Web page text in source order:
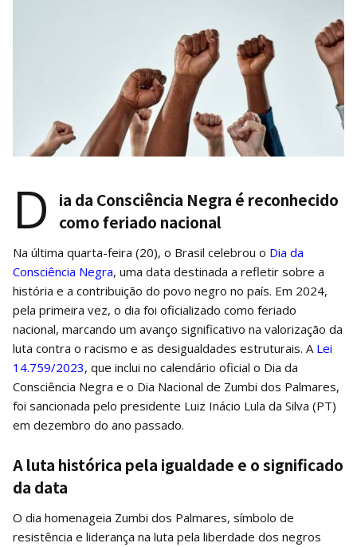
D
ia da Consciência Negra é reconhecido
como feriado nacional
Na última quarta-feira (20), o Brasil celebrou o Dia da
Consciência Negra, uma data destinada a refletir sobre a
história e a contribuição do povo negro no país. Em 2024,
pela primeira vez, o dia foi oficializado como feriado
nacional, marcando um avanço significativo na valorização da
luta contra o racismo e as desigualdades estruturais. A Lei
14.759/2023, que inclui no calendário oficial o Dia da
Consciência Negra e o Dia Nacional de Zumbi dos Palmares,
foi sancionada pelo presidente Luiz Inácio Lula da Silva (PT)
em dezembro do ano passado.
A luta histórica pela igualdade e o significado
da data
O dia homenageia Zumbi dos Palmares, símbolo de
resistência e liderança na luta pela liberdade dos negros